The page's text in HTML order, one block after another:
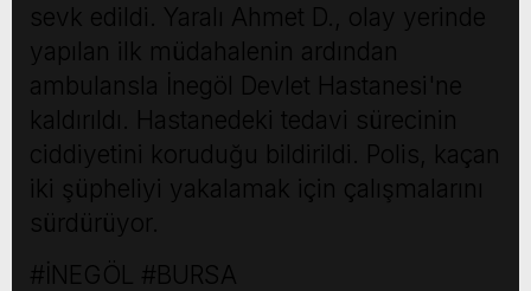
sevk edildi. Yaralı Ahmet D., olay yerinde
yapılan ilk müdahalenin ardından
ambulansla İnegöl Devlet Hastanesi'ne
kaldırıldı. Hastanedeki tedavi sürecinin
ciddiyetini koruduğu bildirildi. Polis, kaçan
iki şüpheliyi yakalamak için çalışmalarını
sürdürüyor.
#İNEGÖL #BURSA